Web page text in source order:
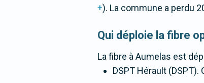
+). La commune a perdu
Qui déploie la fibre
La fibre à Aumelas est
DSPT Hérault